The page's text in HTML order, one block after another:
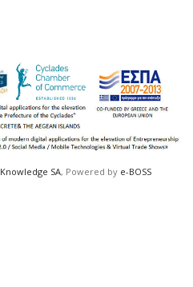
Knowledge SA, Powered by e-BOSS